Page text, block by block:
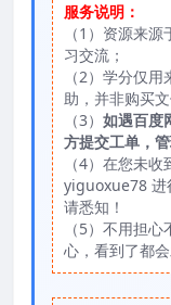
服务说明：
（1）资源来
习交流；
（2）学分仅
助，并非购买
（3） 如遇百度
方提交工单，
（4）在您未
yiguoxue78 进
请悉知！
（5）不用担
心，看到了都